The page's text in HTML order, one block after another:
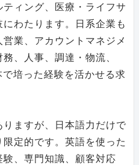
ィング、医療・ライフサ
わたります。日系企業も
業、アカウントマネジメ
、人事、調達・物流、
培った経験を活かせる求
ますが、日本語力だけで
定的です。英語を使った
、専門知識、顧客対応